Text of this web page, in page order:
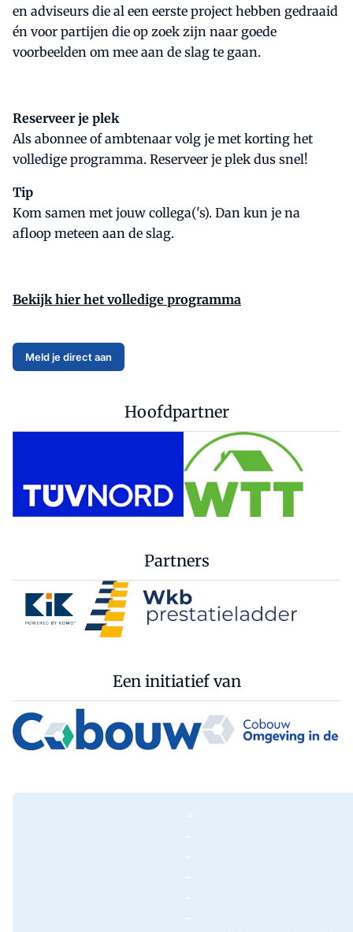
en adviseurs die al een eerste project hebben gedraaid
én voor partijen die op zoek zijn naar goede
voorbeelden om mee aan de slag te gaan.
Reserveer je plek
Als abonnee of ambtenaar volg je met korting het
volledige programma. Reserveer je plek dus snel!
Tip
Kom samen met jouw collega('s). Dan kun je na
afloop meteen aan de slag.
Bekijk hier het volledige programma
Meld je direct aan
Hoofdpartner
Partners
Een initiatief van